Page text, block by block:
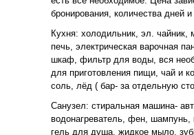
бронирования, количества дней и
Кухня: холодильник, эл. чайник,
печь, электрическая варочная
шкаф, фильтр для воды, вся
для приготовления пищи, чай и
соль, лёд ( бар- за отдельную
Санузел: стиральная машина-
водонагреватель, фен, шампунь,
гель для душа, жидкое мыло,